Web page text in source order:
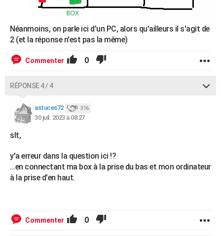
Néanmoins, on parle ici d'un PC, alors qu'ailleurs il s'agit de
2 (et la réponse n'est pas la même)
Commenter 0
RÉPONSE 4 / 4
astuces72 316
30 juil. 2023 à 08:27
slt,
y'a erreur dans la question ici !?
...en connectant ma box à la prise du bas et mon ordinateur
à la prise d'en haut.
Commenter 0